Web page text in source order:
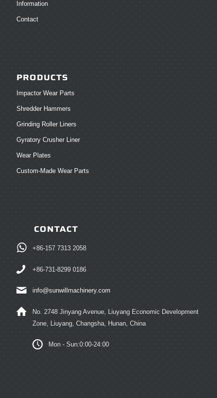
Information
Contact
PRODUCTS
Impactor Wear Parts
Shredder Hammers
Grinding Roller Liners
Gyratory Crusher Liner
Wear Plates
Custom-Made Wear Parts
CONTACT
+86-157 7313 2058
+86-731-8299 0186
info@sunwillmachinery.com
No. 2748 Jinyang Avenue, Liuyang Economic Development
Zone, Liuyang, Changsha, Hunan, China
Mon - Sun:0:00-24:00